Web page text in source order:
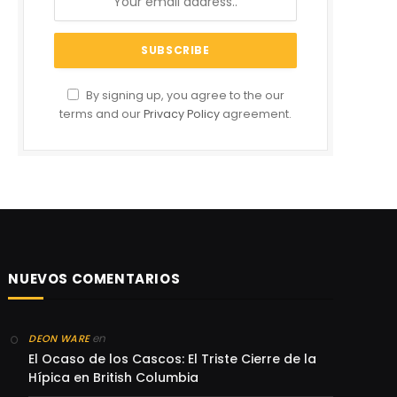
By signing up, you agree to the our
terms and ourPrivacy Policy agreement.
NUEVOS COMENTARIOS
DEON WAREen
El Ocaso de los Cascos: El Triste Cierre de la
Hípica en British Columbia